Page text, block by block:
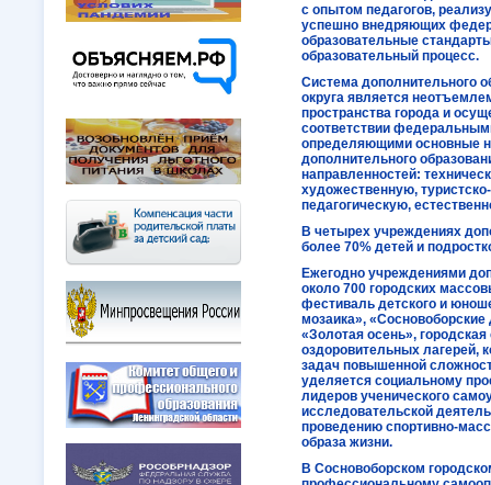
с опытом педагогов,
успешно внедряющих
образовательные
образовательный процесс.
Система дополнительного
округа является
пространства города и
соответствии
определяющими основные
дополнительного
направленностей:
художественную,
педагогическую,
В четырех учреждениях
более 70% детей и
Ежегодно учреждениями
около 700 городских
фестиваль детского и
мозаика»,
«Золотая осень»,
оздоровительных лагерей,
задач повышенной
уделяется социальному
лидеров ученического
исследовательской
проведению спортивно-
образа жизни.
В Сосновоборском